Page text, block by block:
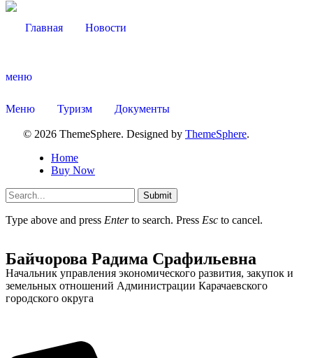
Главная Новости
меню
Меню Туризм Документы
© 2026 ThemeSphere. Designed by ThemeSphere.
Home
Buy Now
Submit
Type above and press Enterto search. Press Esc to cancel.
Байчорова Радима Срафильевна
Начальник управления экономического развития, закупок и
земельных отношений Администрации Карачаевского
городского округа